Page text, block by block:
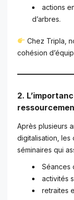
actions
d’arbres.
Chez Tripla,
cohésion
2.
Après plusieurs
digitalisation,
séminaires qui
Séances
activités
retraites